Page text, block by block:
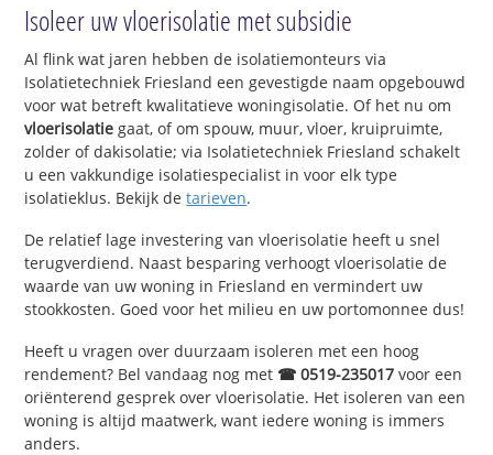
Isoleer uw vloerisolatie met subsidie
Al flink wat jaren hebben de isolatiemonteurs via
Isolatietechniek Friesland een gevestigde naam opgebouwd
voor wat betreft kwalitatieve woningisolatie. Of het nu om
vloerisolatie gaat, of om spouw, muur, vloer, kruipruimte,
zolder of dakisolatie; via Isolatietechniek Friesland schakelt
u een vakkundige isolatiespecialist in voor elk type
isolatieklus. Bekijk detarieven.
De relatief lage investering van vloerisolatie heeft u snel
terugverdiend. Naast besparing verhoogt vloerisolatie de
waarde van uw woning in Friesland en vermindert uw
stookkosten. Goed voor het milieu en uw portomonnee dus!
Heeft u vragen over duurzaam isoleren met een hoog
rendement? Bel vandaag nog met ☎ 0519-235017 voor een
oriënterend gesprek over vloerisolatie. Het isoleren van een
woning is altijd maatwerk, want iedere woning is immers
anders.